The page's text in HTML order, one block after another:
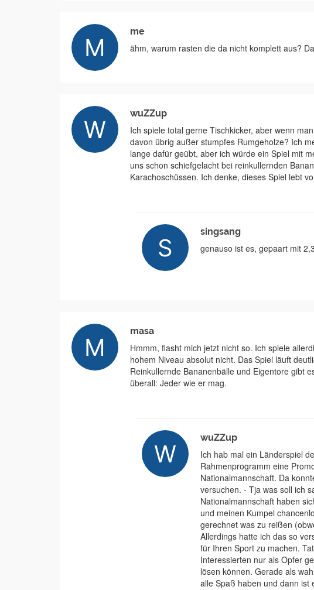
me
ähm, warum rasten die da nicht komplett aus?
wuZZup
Ich spiele total gerne Tischkicker, aber wenn
davon übrig außer stumpfes Rumgeholze? Ich
lange dafür geübt, aber ich würde ein Spiel mit
uns schon schiefgelacht bei reinkullernden
Karachoschüssen. Ich denke, dieses Spiel lebt
singsang
genauso ist es, gepaart mit
masa
Hmmm, flasht mich jetzt nicht so. Ich spiele
hohem Niveau absolut nicht. Das Spiel läuft
Reinkullernde Bananenbälle und Eigentore gibt
überall: Jeder wie er mag.
wuZZup
Ich hab mal ein Länderspiel
Rahmenprogramm eine
Nationalmannschaft. Da
versuchen. - Tja was soll ich
Nationalmannschaft haben
und meinen Kumpel
gerechnet was zu reißen
Allerdings hatte ich das so
für Ihren Sport zu machen.
Interessierten nur als Opfer
lösen können. Gerade als
alle Spaß haben und dann ist